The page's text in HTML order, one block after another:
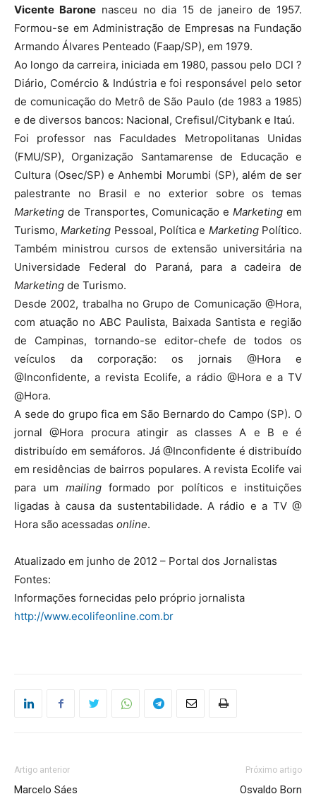
Vicente Barone nasceu no dia 15 de janeiro de 1957.
Formou-se em Administração de Empresas na Fundação
Armando Álvares Penteado (Faap/SP), em 1979.
Ao longo da carreira, iniciada em 1980, passou pelo DCI ?
Diário, Comércio & Indústria e foi responsável pelo setor
de comunicação do Metrô de São Paulo (de 1983 a 1985)
e de diversos bancos: Nacional, Crefisul/Citybank e Itaú.
Foi professor nas Faculdades Metropolitanas Unidas
(FMU/SP), Organização Santamarense de Educação e
Cultura (Osec/SP) e Anhembi Morumbi (SP), além de ser
palestrante no Brasil e no exterior sobre os temas
Marketing de Transportes, Comunicação e Marketing em
Turismo,Marketing Pessoal, Política e MarketingPolítico.
Também ministrou cursos de extensão universitária na
Universidade Federal do Paraná, para a cadeira de
Marketing de Turismo.
Desde 2002, trabalha no Grupo de Comunicação @Hora,
com atuação no ABC Paulista, Baixada Santista e região
de Campinas, tornando-se editor-chefe de todos os
veículos da corporação: os jornais @Hora e
@Inconfidente, a revista Ecolife, a rádio @Hora e a TV
@Hora.
A sede do grupo fica em São Bernardo do Campo (SP). O
jornal @Hora procura atingir as classes A e B e é
distribuído em semáforos. Já @Inconfidente é distribuído
em residências de bairros populares. A revista Ecolife vai
para um mailing formado por políticos e instituições
ligadas à causa da sustentabilidade. A rádio e a TV @
Hora são acessadas online.
Atualizado em junho de 2012 – Portal dos Jornalistas
Fontes:
Informações fornecidas pelo próprio jornalista
http://www.ecolifeonline.com.br
Artigo anterior
Marcelo Sáes
Próximo artigo
Osvaldo Born